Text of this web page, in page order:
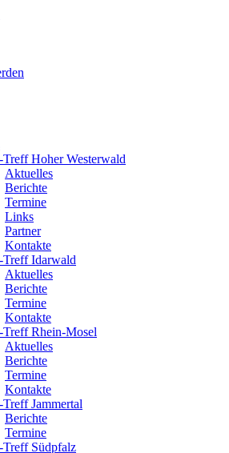
Hoher Westerwald
Aktuelles
Berichte
Termine
Links
Partner
Kontakte
Idarwald
Aktuelles
Berichte
Termine
Kontakte
Rhein-Mosel
Aktuelles
Berichte
Termine
Kontakte
Jammertal
Berichte
Termine
Südpfalz